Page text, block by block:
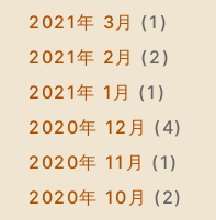
2021年 3月 (1)
2021年 2月 (2)
2021年 1月 (1)
2020年 12月 (4)
2020年 11月 (1)
2020年 10月 (2)